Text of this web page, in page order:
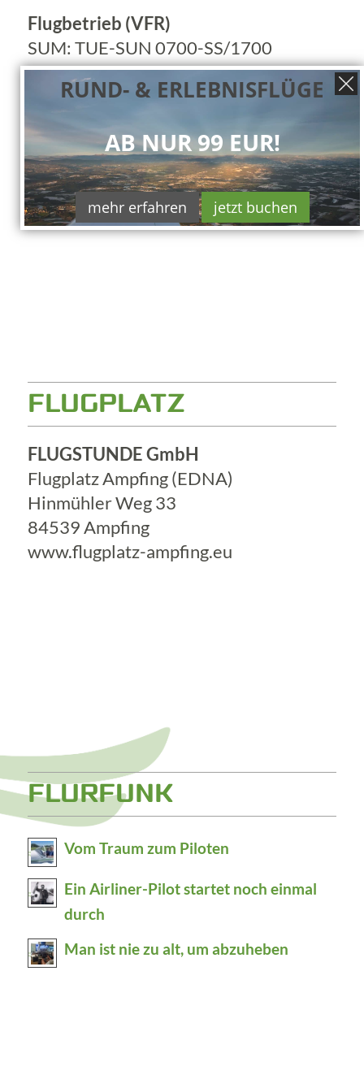
Flugbetrieb (VFR)
SUM: TUE-SUN 0700-SS/1700
WIN: TUE-SUN 0800-SS/1800
OT: PPR!
FLUGPLATZ
FLUGSTUNDE GmbH
Flugplatz Ampfing (EDNA)
Hinmühler Weg 33
84539 Ampfing
www.flugplatz-ampfing.eu
FLURFUNK
Vom Traum zum Piloten
Ein Airliner-Pilot startet noch einmal
durch
Man ist nie zu alt, um abzuheben
RUND- & ERLEBNISFLÜGE
AB NUR 99 EUR!
mehr erfahren jetzt buchen